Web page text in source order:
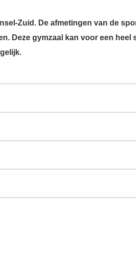
Zuid. De afmetingen van de
Deze gymzaal kan voor een heel